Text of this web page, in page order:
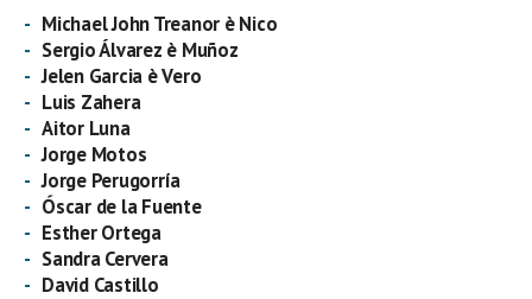
Michael John Treanor è Nico
Sergio Álvarez è Muñoz
Jelen Garcia è Vero
Luis Zahera
Aitor Luna
Jorge Motos
Jorge Perugorría
Óscar de la Fuente
Esther Ortega
Sandra Cervera
David Castillo